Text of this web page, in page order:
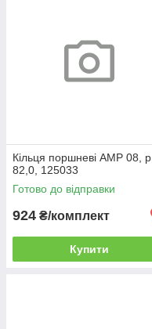
Кільця поршневі AMP 08, р.
82,0, 125033
Готово до відправки
924 ₴/комплект
Купити